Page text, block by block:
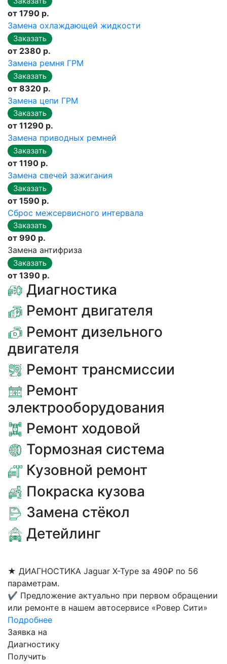
от 1790 р.
Замена охлаждающей жидкости
от 2380 р.
Замена ремня ГРМ
от 8320 р.
Замена цепи ГРМ
от 11290 р.
Замена приводных ремней
от 1190 р.
Замена свечей зажигания
от 1590 р.
Сброс межсервисного интервала
от 990 р.
Замена антифриза
от 1390 р.
Диагностика
Ремонт двигателя
Ремонт дизельного
двигателя
Ремонт трансмиссии
Ремонт
электрооборудования
Ремонт ходовой
Тормозная система
Кузовной ремонт
Покраска кузова
Замена стёкол
Детейлинг
★ ДИАГНОСТИКА Jaguar X-Type за 490₽ по 56
параметрам.
✔ Предложение актуально при первом обращении
или ремонте в нашем автосервисе «Ровер Сити»
Подробнее
Заявка на
Диагностику
Получить